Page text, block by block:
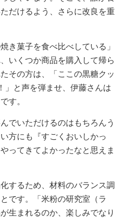
だけるよう、さらに改良を重
き菓子を食べ比べしている」
いくつか商品を購入して帰ら
その方は、「ここの黒糖クッ
」と声を弾ませ、伊藤さんは
す。
でいただけるのはもちろんう
方にも『すごくおいしかっ
ってきてよかったなと思えま
するため、材料のバランス調
です。「米粉の研究室（ラ
生まれるのか、楽しみでなり